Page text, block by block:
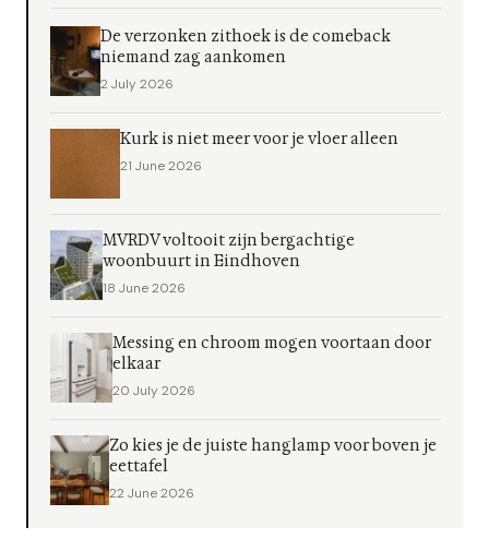
De verzonken zithoek is de comeback
niemand zag aankomen
2 July 2026
Kurk is niet meer voor je vloer alleen
21 June 2026
MVRDV voltooit zijn bergachtige
woonbuurt in Eindhoven
18 June 2026
Messing en chroom mogen voortaan door
elkaar
20 July 2026
Zo kies je de juiste hanglamp voor boven je
eettafel
22 June 2026